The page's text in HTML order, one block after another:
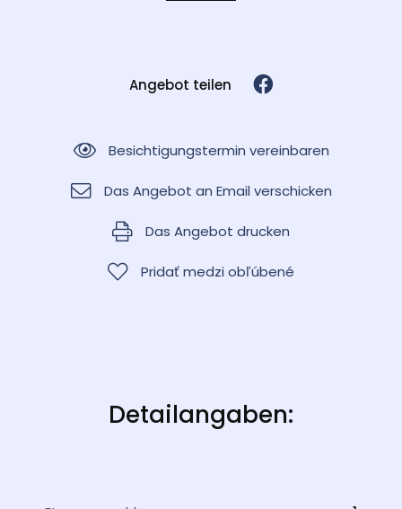
Angebot teilen
Besichtigungstermin vereinbaren
Das Angebot an Email verschicken
Das Angebot drucken
Pridať medzi obľúbené
Detailangaben: